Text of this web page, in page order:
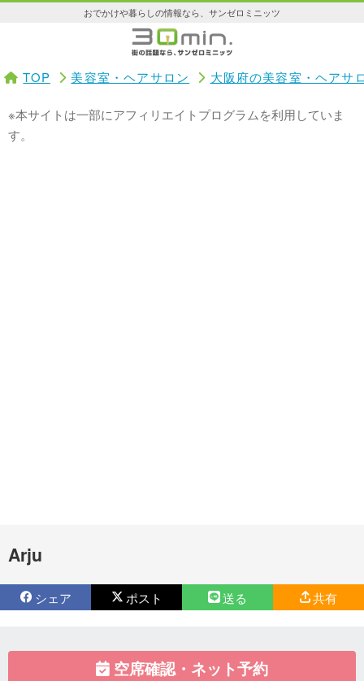
おでかけや暮らしの情報なら、サンゼロミニッツ
TOP 美容室・ヘアサロン 大阪府の美容室・ヘアサ
※本サイトは一部にアフィリエイトプログラムを利用していま
す。
Arju
シェア ポスト 送る 共有
空席確認・ネット予約